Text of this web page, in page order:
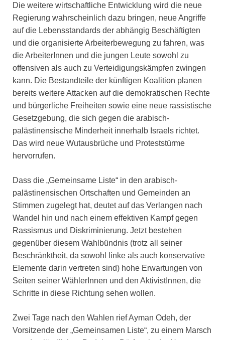
Die weitere wirtschaftliche Entwicklung wird die neue
Regierung wahrscheinlich dazu bringen, neue Angriffe
auf die Lebensstandards der abhängig Beschäftigten
und die organisierte Arbeiterbewegung zu fahren, was
die ArbeiterInnen und die jungen Leute sowohl zu
offensiven als auch zu Verteidigungskämpfen zwingen
kann. Die Bestandteile der künftigen Koalition planen
bereits weitere Attacken auf die demokratischen Rechte
und bürgerliche Freiheiten sowie eine neue rassistische
Gesetzgebung, die sich gegen die arabisch-
palästinensische Minderheit innerhalb Israels richtet.
Das wird neue Wutausbrüche und Proteststürme
hervorrufen.
Dass die „Gemeinsame Liste“ in den arabisch-
palästinensischen Ortschaften und Gemeinden an
Stimmen zugelegt hat, deutet auf das Verlangen nach
Wandel hin und nach einem effektiven Kampf gegen
Rassismus und Diskriminierung. Jetzt bestehen
gegenüber diesem Wahlbündnis (trotz all seiner
Beschränktheit, da sowohl linke als auch konservative
Elemente darin vertreten sind) hohe Erwartungen von
Seiten seiner WählerInnen und den AktivistInnen, die
Schritte in diese Richtung sehen wollen.
Zwei Tage nach den Wahlen rief Ayman Odeh, der
Vorsitzende der „Gemeinsamen Liste“, zu einem Marsch